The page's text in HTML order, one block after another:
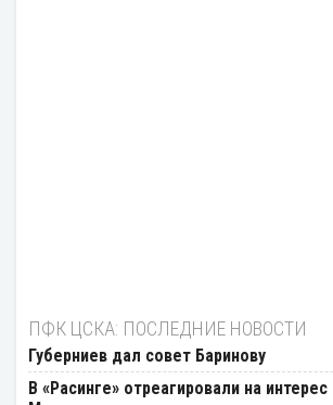
ПФК ЦСКА: ПОСЛЕДНИЕ НОВОСТИ
Губерниев дал совет Баринову
В «Расинге» отреагировали на